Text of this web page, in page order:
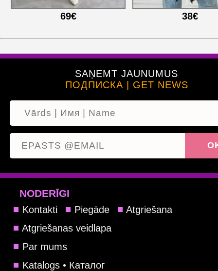
69€ 38€
SAŅEMT JAUNUMUS
ПОДПИСКА | GET NEWS
NODERĪGI
Kontakti Piegāde
Atgriešana
Atgriešanas veidlapa
Par mums
Katalogs • Каталог